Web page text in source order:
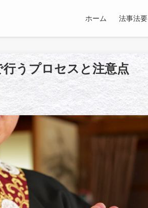
ホーム 法事法要
うプロセスと注意点